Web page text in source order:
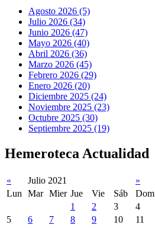
Agosto 2026 (5)
Julio 2026 (34)
Junio 2026 (47)
Mayo 2026 (40)
Abril 2026 (36)
Marzo 2026 (45)
Febrero 2026 (29)
Enero 2026 (20)
Diciembre 2025 (24)
Noviembre 2025 (23)
Octubre 2025 (30)
Septiembre 2025 (19)
Hemeroteca Actualidad
« Julio 2021
»
Lun
Mar Mier Jue Vie Sáb
Dom
1
2 3
4
5
6 7 8 9 10
11